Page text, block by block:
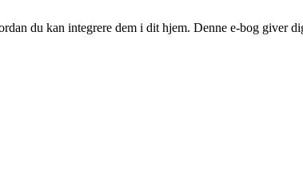
du kan integrere dem i dit hjem. Denne e-bog giver